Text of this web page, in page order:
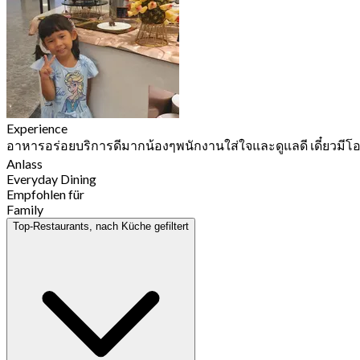
Experience
อาหารอร่อยบริการดีมากน้องๆพนักงานใส่ใจและดูแลดี เดี๋ยวมี
Anlass
Everyday Dining
Empfohlen für
Family
Top-Restaurants, nach Küche gefiltert